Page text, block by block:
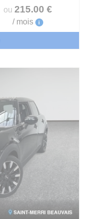
ou 215.00 €
/ mois i